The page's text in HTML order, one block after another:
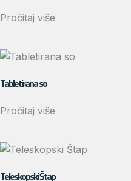
Pročitaj više
Tabletirana so
Pročitaj više
Teleskopski Štap